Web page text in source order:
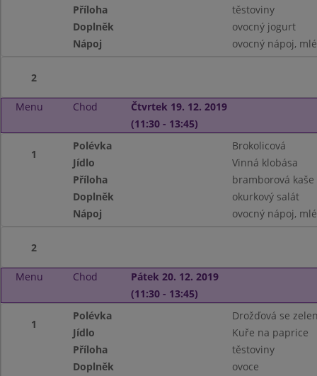
Příloha
těstoviny
Doplněk
ovocný jogurt
Nápoj
ovocný nápoj,
2
Menu Chod
Čtvrtek 19. 12. 2019
(11:30 - 13:45)
1
Polévka
Brokolicová
Jídlo
Vinná klobása
Příloha
bramborová kaše
Doplněk
okurkový salát
Nápoj
ovocný nápoj,
2
Menu Chod
Pátek 20. 12. 2019
(11:30 - 13:45)
1
Polévka
Drožďová se
Jídlo
Kuře na paprice
Příloha
těstoviny
Doplněk
ovoce